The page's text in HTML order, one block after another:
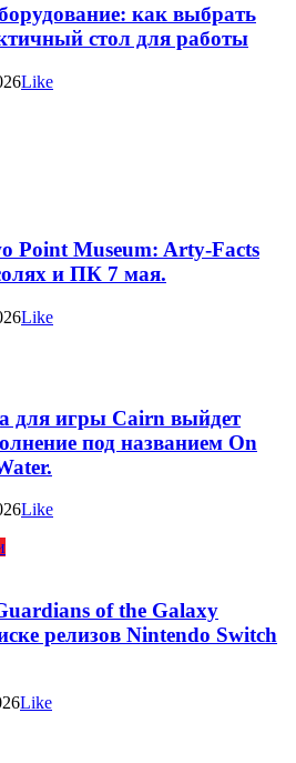
как выбрать
стол для работы
Like
Point Museum: Arty-Facts
и ПК 7 мая.
Like
для игры Cairn выйдет
под названием On
Like
of the Galaxy
релизов Nintendo Switch
Like